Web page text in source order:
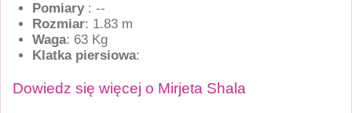
Pomiary: --
Rozmiar: 1.83 m
Waga: 63 Kg
Klatka piersiowa:
Dowiedz się więcej o Mirjeta Shala